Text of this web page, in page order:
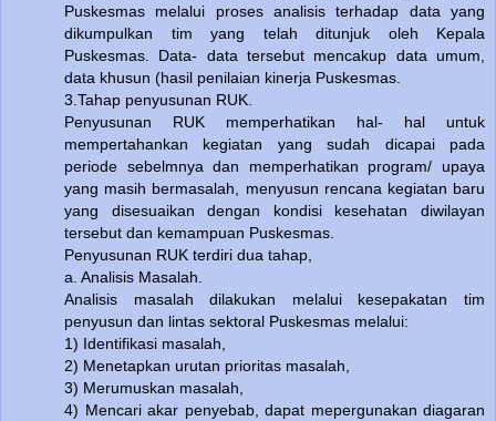
Puskesmas melalui proses analisis terhadap data yang
dikumpulkan tim yang telah ditunjuk oleh Kepala
Puskesmas. Data- data tersebut mencakup data umum,
data khusun (hasil penilaian kinerja Puskesmas.
3.Tahap penyusunan RUK.
Penyusunan RUK memperhatikan hal- hal untuk
mempertahankan kegiatan yang sudah dicapai pada
periode sebelmnya dan memperhatikan program/ upaya
yang masih bermasalah, menyusun rencana kegiatan baru
yang disesuaikan dengan kondisi kesehatan diwilayan
tersebut dan kemampuan Puskesmas.
Penyusunan RUK terdiri dua tahap,
a. Analisis Masalah.
Analisis masalah dilakukan melalui kesepakatan tim
penyusun dan lintas sektoral Puskesmas melalui:
1) Identifikasi masalah,
2) Menetapkan urutan prioritas masalah,
3) Merumuskan masalah,
4) Mencari akar penyebab, dapat mepergunakan diagaran